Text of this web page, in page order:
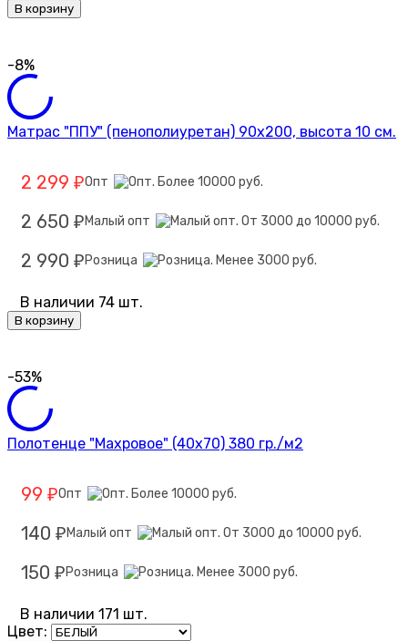
В корзину
-8%
Матрас "ППУ" (пенополиуретан) 90х200, высота 10 см.
2 299 ₽Опт
2 650 ₽ Малый опт
2 990 ₽ Розница
В наличии 74 шт.
В корзину
-53%
Полотенце "Махровое" (40х70) 380 гр./м2
99 ₽Опт
140 ₽ Малый опт
150 ₽ Розница
В наличии 171 шт.
Цвет: